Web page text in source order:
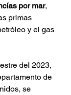
por mar,
primas
y el gas
del 2023,
de
se